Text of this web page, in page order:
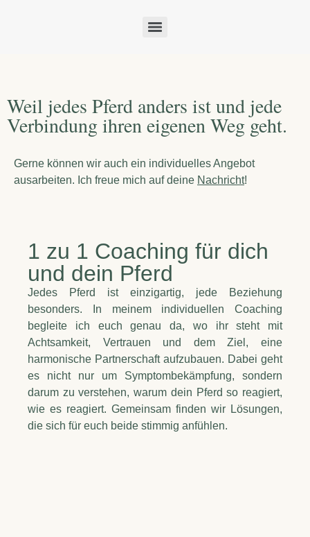
Weil jedes Pferd anders ist und jede
Verbindung ihren eigenen Weg geht.
Gerne können wir auch ein individuelles Angebot
ausarbeiten. Ich freue mich auf deine Nachricht!
1 zu 1 Coaching für dich
und dein Pferd
Jedes Pferd ist einzigartig, jede Beziehung
besonders. In meinem individuellen Coaching
begleite ich euch genau da, wo ihr steht mit
Achtsamkeit, Vertrauen und dem Ziel, eine
harmonische Partnerschaft aufzubauen. Dabei geht
es nicht nur um Symptombekämpfung, sondern
darum zu verstehen, warum dein Pferd so reagiert,
wie es reagiert. Gemeinsam finden wir Lösungen,
die sich für euch beide stimmig anfühlen.